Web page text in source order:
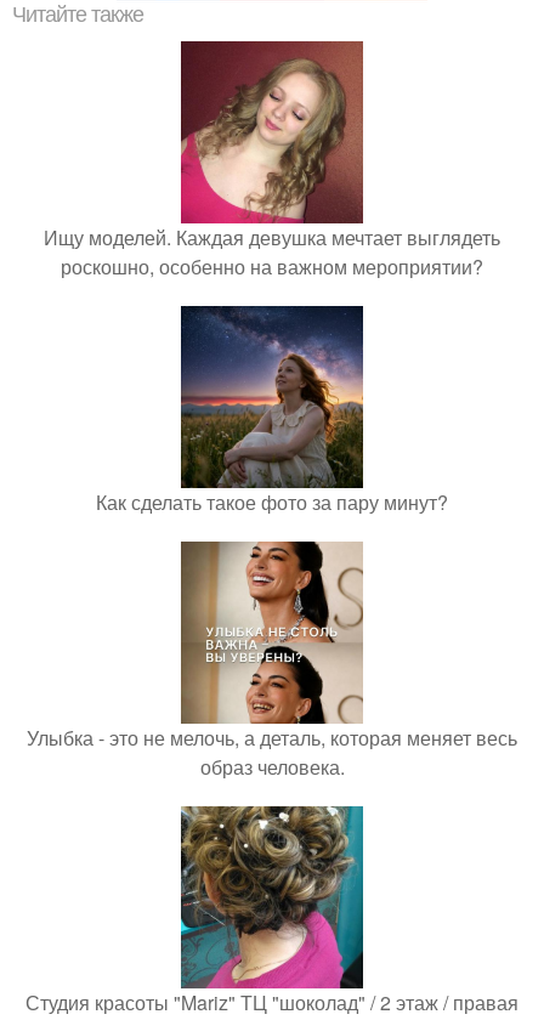
Читайте также
Ищу моделей. Каждая девушка мечтает выглядеть
роскошно, особенно на важном мероприятии?
Как сделать такое фото за пару минут?
Улыбка - это не мелочь, а деталь, которая меняет весь
образ человека.
Студия красоты "Mariz" ТЦ "шоколад" / 2 этаж / правая